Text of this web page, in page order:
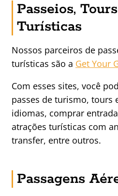
Passeios,
Turísticas
Nossos parceiros de
turísticas são a Get Your
Com esses sites, você
passes de turismo, tours
idiomas, comprar
atrações turísticas com
transfer, entre outros.
Passagens